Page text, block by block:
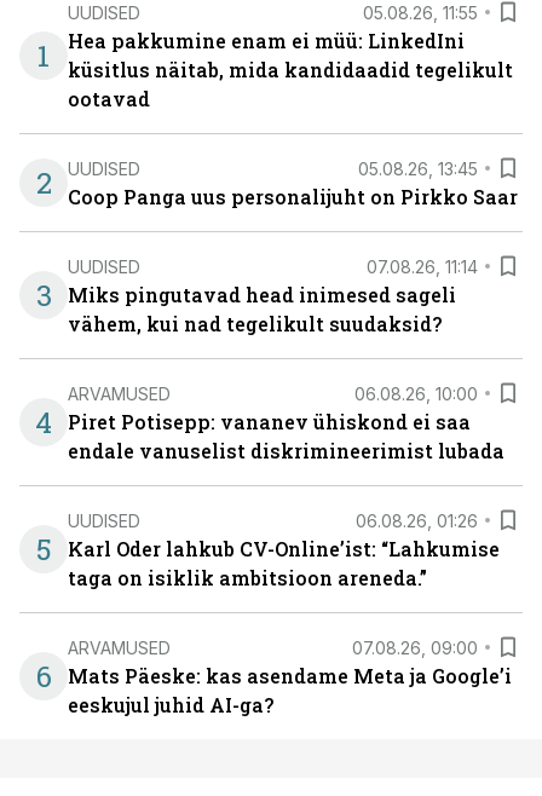
1
UUDISED 05.08.26, 11:55
Hea pakkumine enam ei müü: LinkedIni
küsitlus näitab, mida kandidaadid tegelikult
ootavad
2 UUDISED 05.08.26, 13:45
Coop Panga uus personalijuht on Pirkko Saar
3
UUDISED 07.08.26, 11:14
Miks pingutavad head inimesed sageli
vähem, kui nad tegelikult suudaksid?
4
ARVAMUSED 06.08.26, 10:00
Piret Potisepp: vananev ühiskond ei saa
endale vanuselist diskrimineerimist lubada
5
UUDISED 06.08.26, 01:26
Karl Oder lahkub CV-Online’ist: “Lahkumise
taga on isiklik ambitsioon areneda.”
6
ARVAMUSED 07.08.26, 09:00
Mats Päeske: kas asendame Meta ja Google’i
eeskujul juhid AI-ga?